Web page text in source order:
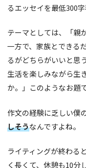
るエッセイを最低300字
テーマとしては、「親
一方で、家族とできる
るがどちらがいいと思
生活を楽しみながら生
か。」このようなお題
作文の経験に乏しい僕
しそうなんですよね。
ライティングが終わる
く長くて、休憩も10分